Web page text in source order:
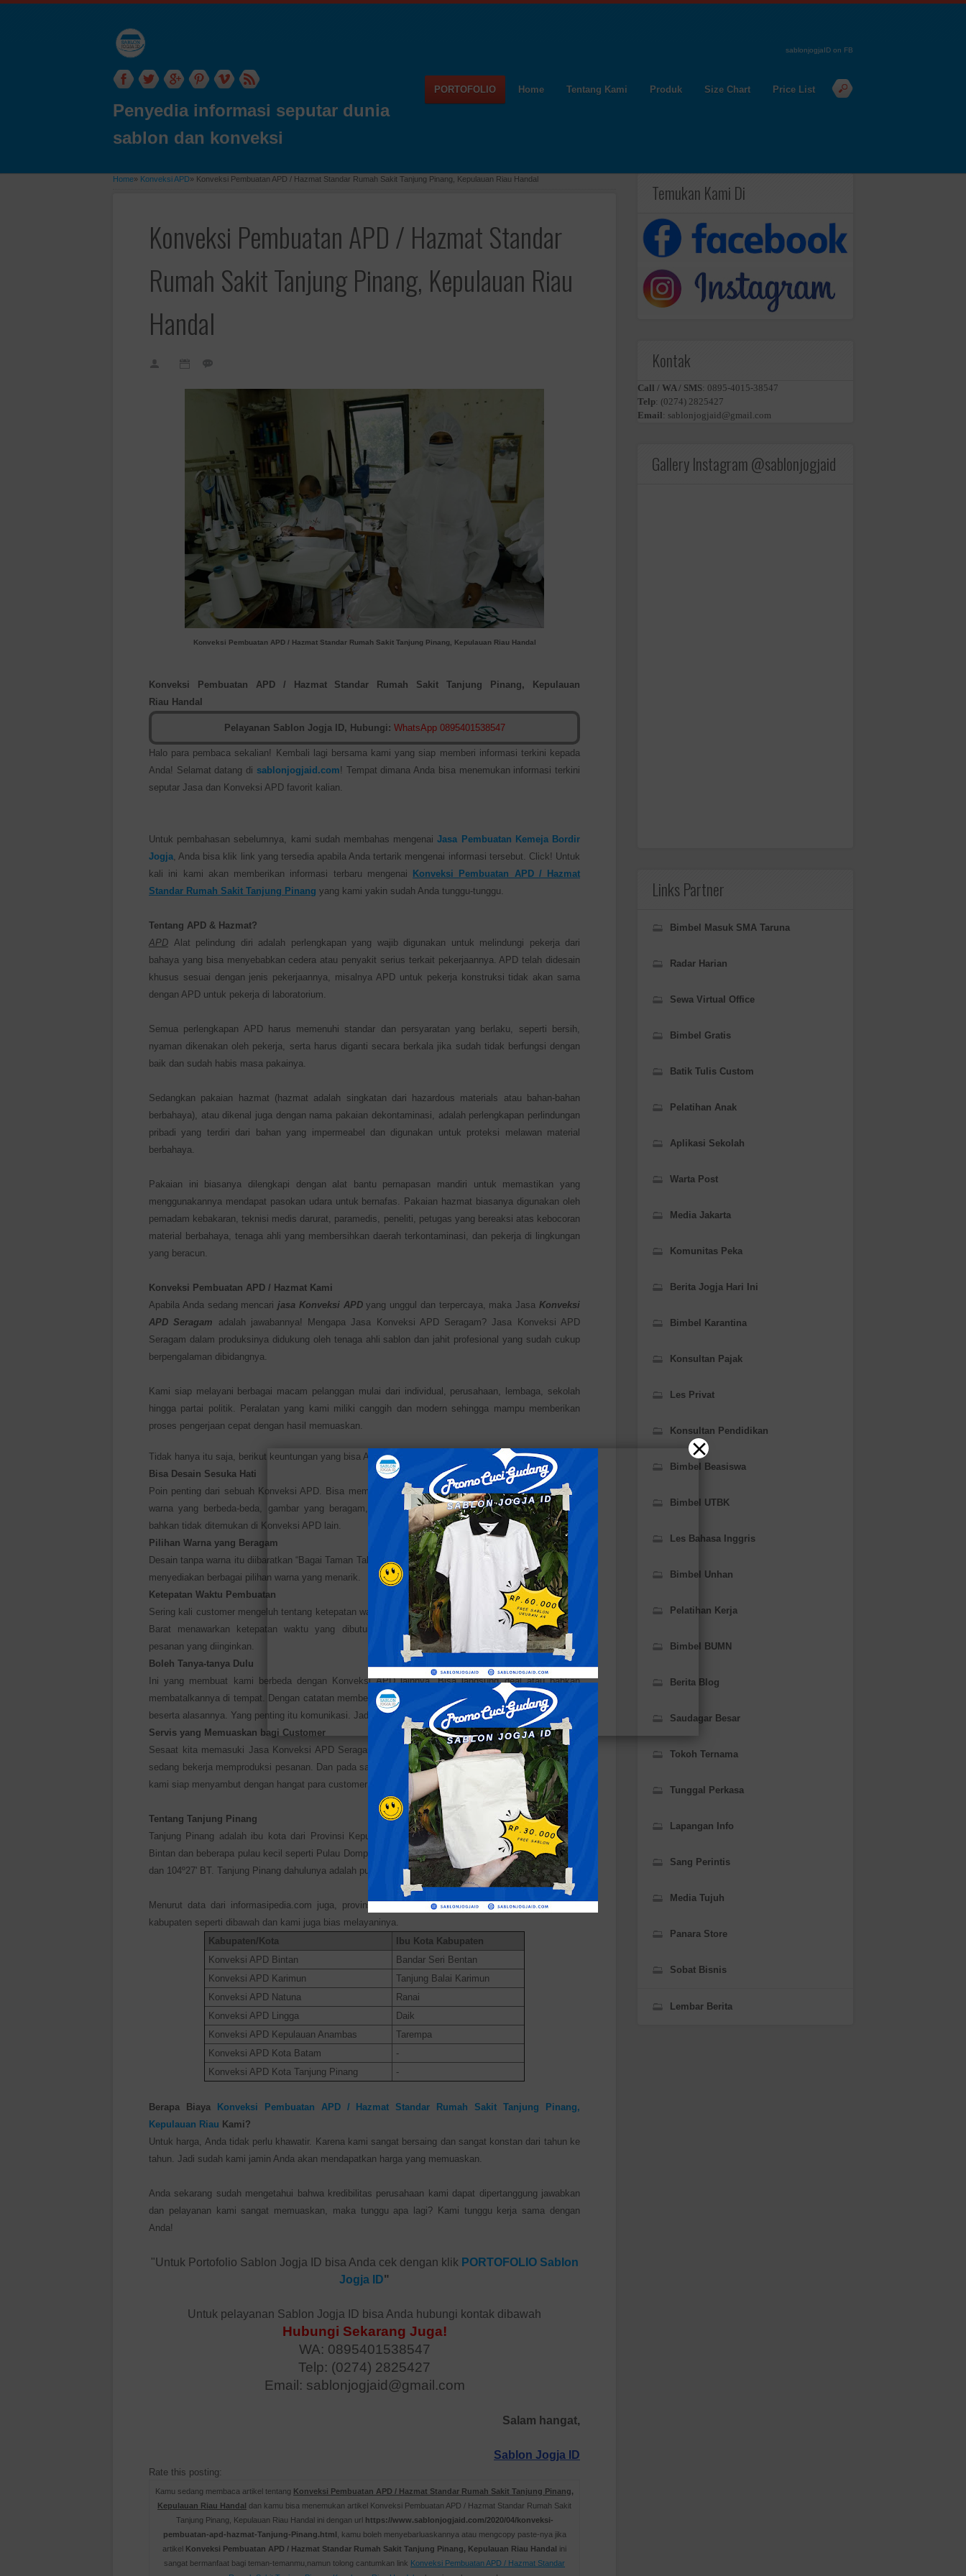
Penyedia informasi seputar dunia
sablon dan konveksi
sablonjogjaID on FB
PORTOFOLIO Home Tentang Kami Produk Size Chart Price List
Home» Konveksi APD» Konveksi Pembuatan APD / Hazmat Standar Rumah Sakit Tanjung Pinang, Kepulauan Riau Handal
Konveksi Pembuatan APD / Hazmat Standar
Rumah Sakit Tanjung Pinang, Kepulauan Riau
Handal
Konveksi Pembuatan APD / Hazmat Standar Rumah Sakit Tanjung Pinang, Kepulauan Riau Handal
Konveksi Pembuatan APD / Hazmat Standar Rumah Sakit Tanjung Pinang, Kepulauan
Riau Handal
Pelayanan Sablon Jogja ID, Hubungi: WhatsApp 0895401538547
Halo para pembaca sekalian! Kembali lagi bersama kami yang siap memberi informasi terkini kepada
Anda! Selamat datang di sablonjogjaid.com! Tempat dimana Anda bisa menemukan informasi terkini
seputar Jasa dan Konveksi APD favorit kalian.
Untuk pembahasan sebelumnya, kami sudah membahas mengenaiJasa Pembuatan Kemeja Bordir
Jogja , Anda bisa klik link yang tersedia apabila Anda tertarik mengenai informasi tersebut. Click! Untuk
kali ini kami akan memberikan informasi terbaru mengenai Konveksi Pembuatan APD / Hazmat
Standar Rumah Sakit Tanjung Pinang yang kami yakin sudah Anda tunggu-tunggu.
Tentang APD & Hazmat?
APD Alat pelindung diri adalah perlengkapan yang wajib digunakan untuk melindungi pekerja dari
bahaya yang bisa menyebabkan cedera atau penyakit serius terkait pekerjaannya. APD telah didesain
khusus sesuai dengan jenis pekerjaannya, misalnya APD untuk pekerja konstruksi tidak akan sama
dengan APD untuk pekerja di laboratorium.
Semua perlengkapan APD harus memenuhi standar dan persyaratan yang berlaku, seperti bersih,
nyaman dikenakan oleh pekerja, serta harus diganti secara berkala jika sudah tidak berfungsi dengan
baik dan sudah habis masa pakainya.
Sedangkan pakaian hazmat (hazmat adalah singkatan dari hazardous materials atau bahan-bahan
berbahaya), atau dikenal juga dengan nama pakaian dekontaminasi, adalah perlengkapan perlindungan
pribadi yang terdiri dari bahan yang impermeabel dan digunakan untuk proteksi melawan material
berbahaya.
Pakaian ini biasanya dilengkapi dengan alat bantu pernapasan mandiri untuk memastikan yang
menggunakannya mendapat pasokan udara untuk bernafas. Pakaian hazmat biasanya digunakan oleh
pemadam kebakaran, teknisi medis darurat, paramedis, peneliti, petugas yang bereaksi atas kebocoran
material berbahaya, tenaga ahli yang membersihkan daerah terkontaminasi, dan pekerja di lingkungan
yang beracun.
Konveksi Pembuatan APD / Hazmat Kami
Apabila Anda sedang mencari jasa Konveksi APDyang unggul dan terpercaya, maka Jasa Konveksi
APD Seragam adalah jawabannya! Mengapa Jasa Konveksi APD Seragam? Jasa Konveksi APD
Seragam dalam produksinya didukung oleh tenaga ahli sablon dan jahit profesional yang sudah cukup
berpengalaman dibidangnya.
Kami siap melayani berbagai macam pelanggan mulai dari individual, perusahaan, lembaga, sekolah
hingga partai politik. Peralatan yang kami miliki canggih dan modern sehingga mampu memberikan
proses pengerjaan cepat dengan hasil memuaskan.
Tidak hanya itu saja, berikut keuntungan yang bisa Anda dapatkan bila menggunakan jasa kami:
Bisa Desain Sesuka Hati
Poin penting dari sebuah Konveksi APD. Bisa memilih dan menetapkan desain yang diinginkan. Bisa
warna yang berbeda-beda, gambar yang beragam, bahkan dengan tingkat kesulitan yang mungkin
bahkan tidak ditemukan di Konveksi APD lain.
Pilihan Warna yang Beragam
Desain tanpa warna itu diibaratkan “Bagai Taman Tak Berbunga” hambar dilihatnya. Setuju? Disini kami
menyediakan berbagai pilihan warna yang menarik.
Ketepatan Waktu Pembuatan
Sering kali customer mengeluh tentang ketepatan waktu pembuatan. Konveksi APD Manokwari, Papua
Barat menawarkan ketepatan waktu yang dibutuhkan customer. Tergantung dari berapa banyak
pesanan yang diinginkan.
Boleh Tanya-tanya Dulu
Ini yang membuat kami berbeda dengan Konveksi APD lainnya. Bisa langsung deal atau bahkan
membatalkannya di tempat. Dengan catatan memberitahu terlebih dahulu mengapa pesanan dibatalkan
beserta alasannya. Yang penting itu komunikasi. Jadi Anda bisa tanya-tanya dulu semua tentang kami.
Servis yang Memuaskan bagi Customer
Sesaat kita memasuki Jasa Konveksi APD Seragam, akan terasa atmosfer para pekerja keras yang
sedang bekerja memproduksi pesanan. Dan pada saat memasuki ruang pemesanan, sudah terlihat CS
kami siap menyambut dengan hangat para customer yang datang.
Tentang Tanjung Pinang
Tanjung Pinang adalah ibu kota dari Provinsi Kepulauan Riau, Indonesia. Kota ini terletak di Pulau
Bintan dan beberapa pulau kecil seperti Pulau Dompak dan Pulau Penyengat, dengan koordinat 0º5' LU
dan 104º27' BT. Tanjung Pinang dahulunya adalah pusat pemerintahan Kesultanan Riau-Lingga.
Menurut data dari informasipedia.com juga, provinsi Kepulauan Riau ini memiliki nama kabupaten-
kabupaten seperti dibawah dan kami juga bias melayaninya.
Kabupaten/Kota
Ibu Kota Kabupaten
Konveksi APD Bintan
Bandar Seri Bentan
Konveksi APD Karimun
Tanjung Balai Karimun
Konveksi APD Natuna
Ranai
Konveksi APD Lingga
Daik
Konveksi APD Kepulauan Anambas
Tarempa
Konveksi APD Kota Batam
-
Konveksi APD Kota Tanjung Pinang
-
Berapa Biaya Konveksi Pembuatan APD / Hazmat Standar Rumah Sakit Tanjung Pinang,
Kepulauan Riau Kami?
Untuk harga, Anda tidak perlu khawatir. Karena kami sangat bersaing dan sangat konstan dari tahun ke
tahun. Jadi sudah kami jamin Anda akan mendapatkan harga yang memuaskan.
Anda sekarang sudah mengetahui bahwa kredibilitas perusahaan kami dapat dipertanggung jawabkan
dan pelayanan kami sangat memuaskan, maka tunggu apa lagi? Kami tunggu kerja sama dengan
Anda!
"Untuk Portofolio Sablon Jogja ID bisa Anda cek dengan klik PORTOFOLIO Sablon
Jogja ID"
Untuk pelayanan Sablon Jogja ID bisa Anda hubungi kontak dibawah
Hubungi Sekarang Juga!
WA: 0895401538547
Telp: (0274) 2825427
Email: sablonjogjaid@gmail.com
Salam hangat,
Sablon Jogja ID
Rate this posting:
Kamu sedang membaca artikel tentang Konveksi Pembuatan APD / Hazmat Standar Rumah Sakit Tanjung Pinang,
Kepulauan Riau Handal dan kamu bisa menemukan artikel Konveksi Pembuatan APD / Hazmat Standar Rumah Sakit
Tanjung Pinang, Kepulauan Riau Handal ini dengan url https://www.sablonjogjaid.com/2020/04/konveksi-
pembuatan-apd-hazmat-Tanjung-Pinang.html , kamu boleh menyebarluaskannya atau mengcopy paste-nya jika
artikel Konveksi Pembuatan APD / Hazmat Standar Rumah Sakit Tanjung Pinang, Kepulauan Riau Handal ini
sangat bermanfaat bagi teman-temanmu,namun tolong cantumkan link Konveksi Pembuatan APD / Hazmat Standar
Temukan Kami Di
Kontak
Call / WA / SMS: 0895-4015-38547
Telp: (0274) 2825427
Email: sablonjogjaid@gmail.com
Gallery Instagram @sablonjogjaid
Links Partner
Bimbel Masuk SMA Taruna
Radar Harian
Sewa Virtual Office
Bimbel Gratis
Batik Tulis Custom
Pelatihan Anak
Aplikasi Sekolah
Warta Post
Media Jakarta
Komunitas Peka
Berita Jogja Hari Ini
Bimbel Karantina
Konsultan Pajak
Les Privat
Konsultan Pendidikan
Bimbel Beasiswa
Bimbel UTBK
Les Bahasa Inggris
Bimbel Unhan
Pelatihan Kerja
Bimbel BUMN
Berita Blog
Saudagar Besar
Tokoh Ternama
Tunggal Perkasa
Lapangan Info
Sang Perintis
Media Tujuh
Panara Store
Sobat Bisnis
Lembar Berita